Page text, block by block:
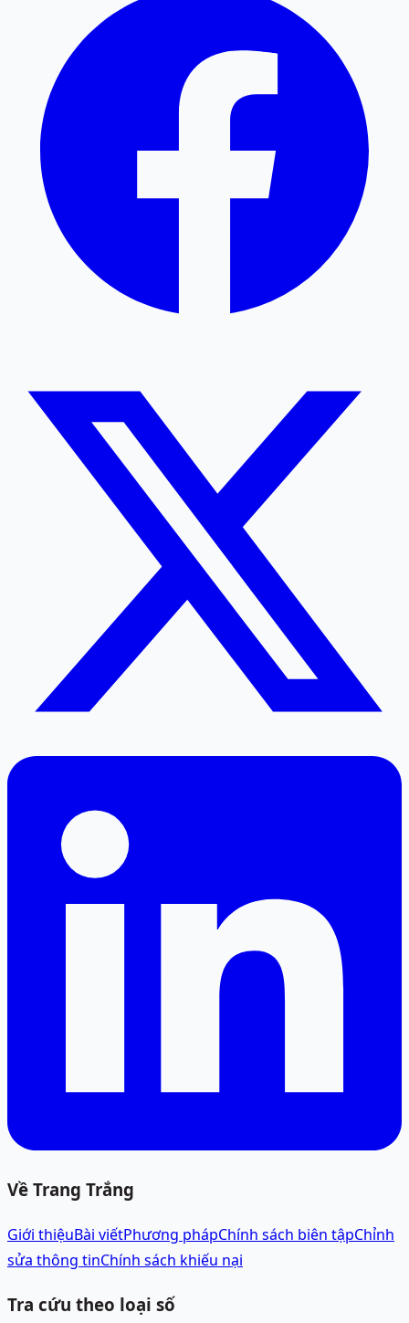
Về Trang Trắng
Giới thiệuBài viếtPhương phápChính sách biên tậpChỉnh
sửa thông tinChính sách khiếu nại
Tra cứu theo loại số